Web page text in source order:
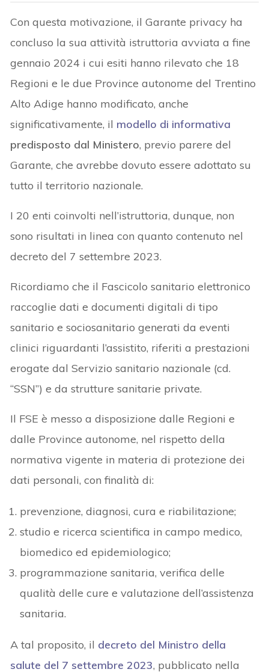
Con questa motivazione, il Garante privacy ha
concluso la sua attività istruttoria avviata a fine
gennaio 2024 i cui esiti hanno rilevato che 18
Regioni e le due Province autonome del Trentino
Alto Adige hanno modificato, anche
significativamente, il modello di informativa
predisposto dal Ministero, previo parere del
Garante, che avrebbe dovuto essere adottato su
tutto il territorio nazionale.
I 20 enti coinvolti nell’istruttoria, dunque, non
sono risultati in linea con quanto contenuto nel
decreto del 7 settembre 2023.
Ricordiamo che il Fascicolo sanitario elettronico
raccoglie dati e documenti digitali di tipo
sanitario e sociosanitario generati da eventi
clinici riguardanti l’assistito, riferiti a prestazioni
erogate dal Servizio sanitario nazionale (cd.
“SSN”) e da strutture sanitarie private.
Il FSE è messo a disposizione dalle Regioni e
dalle Province autonome, nel rispetto della
normativa vigente in materia di protezione dei
dati personali, con finalità di:
prevenzione, diagnosi, cura e riabilitazione;
studio e ricerca scientifica in campo medico,
biomedico ed epidemiologico;
programmazione sanitaria, verifica delle
qualità delle cure e valutazione dell’assistenza
sanitaria.
A tal proposito, il decreto del Ministro della
salute del 7 settembre 2023, pubblicato nella